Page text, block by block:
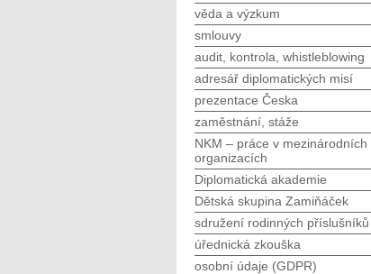
věda a výzkum
smlouvy
audit, kontrola, whistleblowing
adresář diplomatických misí
prezentace Česka
zaměstnání, stáže
NKM – práce v mezinárodních
organizacích
Diplomatická akademie
Dětská skupina Zamiňáček
sdružení rodinných příslušníků
úřednická zkouška
osobní údaje (GDPR)